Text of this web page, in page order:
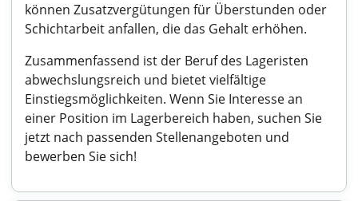
können Zusatzvergütungen für Überstunden oder
Schichtarbeit anfallen, die das Gehalt erhöhen.
Zusammenfassend ist der Beruf des Lageristen
abwechslungsreich und bietet vielfältige
Einstiegsmöglichkeiten. Wenn Sie Interesse an
einer Position im Lagerbereich haben, suchen Sie
jetzt nach passenden Stellenangeboten und
bewerben Sie sich!